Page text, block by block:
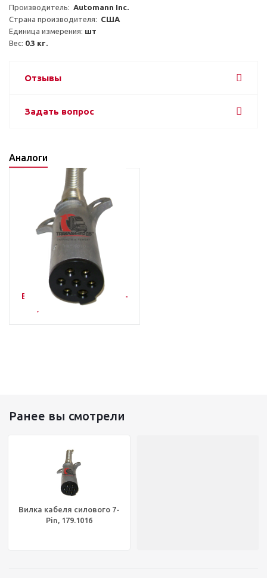
Производитель: Automann Inc.
Страна производителя: США
Единица измерения: шт
Вес: 0.3 кг.
Отзывы
Задать вопрос
Аналоги
Вилка кабеля силового 7-
Pin, ABP N54A SF7WPSAE
Ранее вы смотрели
Вилка кабеля силового 7-
Pin, 179.1016